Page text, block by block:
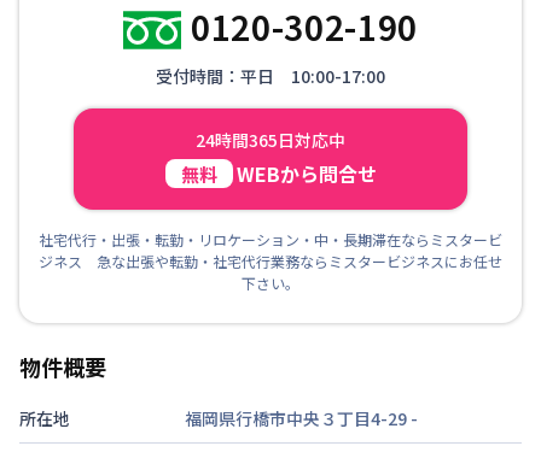
0120-302-190
受付時間：平日 10:00-17:00
24時間365日対応中
無料 WEBから問合せ
社宅代行・出張・転勤・リロケーション・中・長期滞在ならミスタービ
ジネス 急な出張や転勤・社宅代行業務ならミスタービジネスにお任せ
下さい。
物件概要
所在地 福岡県行橋市中央３丁目4-29 -